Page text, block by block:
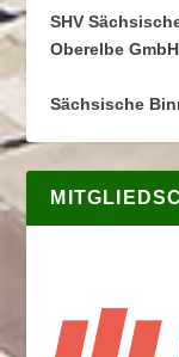
SHV
Oberelbe GmbH
Sächsische